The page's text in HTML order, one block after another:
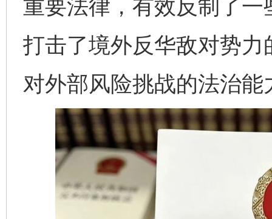
重要法律，有效反制了
打击了境外反华敌对势
对外部风险挑战的法治能